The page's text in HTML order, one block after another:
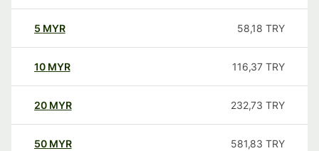
5 MYR 58,18 TRY
10 MYR 116,37 TRY
20 MYR 232,73 TRY
50 MYR 581,83 TRY